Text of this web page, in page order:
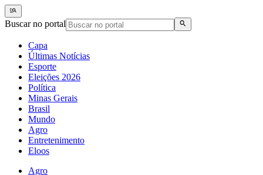
Buscar no portal
Capa
Últimas Notícias
Esporte
Eleições 2026
Política
Minas Gerais
Brasil
Mundo
Agro
Entretenimento
Eloos
Agro